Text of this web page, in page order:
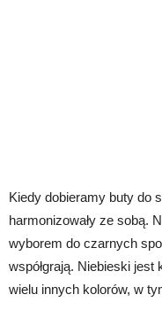
Kiedy dobieramy buty do
harmonizowały ze sobą.
wyborem do czarnych
współgrają. Niebieski
wielu innych kolorów, w